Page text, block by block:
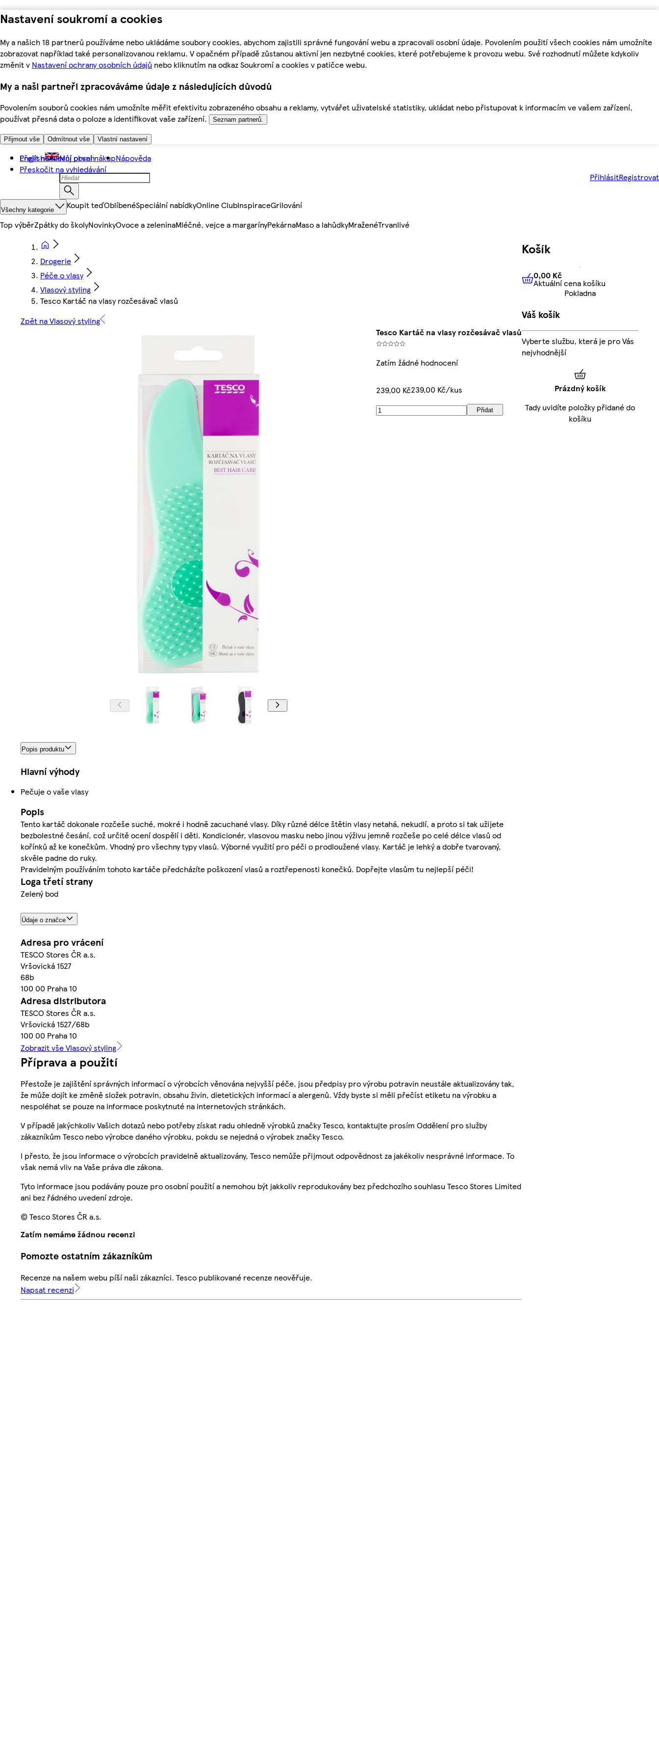
Nastavení soukromí a cookies
My a našich 18 partnerů používáme nebo ukládáme soubory cookies, abychom zajistili správné fungování webu a zpracovali osobní údaje. Povolením použití všech cookies nám umožníte
zobrazovat například také personalizovanou reklamu. V opačném případě zůstanou aktivní jen nezbytné cookies, které potřebujeme k provozu webu. Své rozhodnutí můžete kdykoliv
změnit v Nastavení ochrany osobních údajů nebo kliknutím na odkaz Soukromí a cookies v patičce webu.
My a naši partneři zpracováváme údaje z následujících důvodů
Povolením souborů cookies nám umožníte měřit efektivitu zobrazeného obsahu a reklamy, vytvářet uživatelské statistiky, ukládat nebo přistupovat k informacím ve vašem zařízení,
používat přesná data o poloze a identifikovat vaše zařízení.
Seznam partnerů.
Přijmout vše Odmítnout vše Vlastní nastavení
Přejít na hlavní obsah
Přeskočit na vyhledávání
English Můj první nákupNápověda
PřihlásitRegistrovat
Všechny kategorie Koupit teďOblíbenéSpeciální nabídkyOnline ClubInspiraceGrilování
Top výběrZpátky do školyNovinkyOvoce a zeleninaMléčné, vejce a margarínyPekárnaMaso a lahůdkyMraženéTrvanlivé
Drogerie
Péče o vlasy
Vlasový styling
Tesco Kartáč na vlasy rozčesávač vlasů
Zpět na Vlasový styling
Tesco Kartáč na vlasy rozčesávač vlasů
Zatím žádné hodnocení
239,00 Kč239,00 Kč/kus
Přidat
Popis produktu
Hlavní výhody
Pečuje o vaše vlasy
Popis
Tento kartáč dokonale rozčeše suché, mokré i hodně zacuchané vlasy. Díky různé délce štětin vlasy netahá, nekudlí, a proto si tak užijete
bezbolestné česání, což určitě ocení dospělí i děti. Kondicionér, vlasovou masku nebo jinou výživu jemně rozčeše po celé délce vlasů od
kořínků až ke konečkům. Vhodný pro všechny typy vlasů. Výborné využití pro péči o prodloužené vlasy. Kartáč je lehký a dobře tvarovaný,
skvěle padne do ruky.
Pravidelným používáním tohoto kartáče předcházíte poškození vlasů a roztřepenosti konečků. Dopřejte vlasům tu nejlepší péči!
Loga třetí strany
Zelený bod
Údaje o značce
Adresa pro vrácení
TESCO Stores ČR a.s.
Vršovická 1527
68b
100 00 Praha 10
Adresa distributora
TESCO Stores ČR a.s.
Vršovická 1527/68b
100 00 Praha 10
Zobrazit vše Vlasový styling
Příprava a použití
Přestože je zajištění správných informací o výrobcích věnována nejvyšší péče, jsou předpisy pro výrobu potravin neustále aktualizovány tak,
že může dojít ke změně složek potravin, obsahu živin, dietetických informací a alergenů. Vždy byste si měli přečíst etiketu na výrobku a
nespoléhat se pouze na informace poskytnuté na internetových stránkách.
V případě jakýchkoliv Vašich dotazů nebo potřeby získat radu ohledně výrobků značky Tesco, kontaktujte prosím Oddělení pro služby
zákazníkům Tesco nebo výrobce daného výrobku, pokdu se nejedná o výrobek značky Tesco.
I přesto, že jsou informace o výrobcích pravidelně aktualizovány, Tesco nemůže přijmout odpovědnost za jakékoliv nesprávné informace. To
však nemá vliv na Vaše práva dle zákona.
Tyto informace jsou podávány pouze pro osobní použití a nemohou být jakkoliv reprodukovány bez předchozího souhlasu Tesco Stores Limited
ani bez řádného uvedení zdroje.
© Tesco Stores ČR a.s.
Zatím nemáme žádnou recenzi
Pomozte ostatním zákazníkům
Recenze na našem webu píší naši zákazníci. Tesco publikované recenze neověřuje.
Napsat recenzi
Košík
0,00 KčAktuální cena košíku
0,00 Kč
Aktuální cena košíku
Pokladna
Váš košík
Vyberte službu, která je pro Vás
nejvhodnější
Prázdný košík
Tady uvidíte položky přidané do
košíku